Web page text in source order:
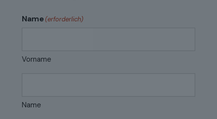
Name(erforderlich)
Vorname
Name